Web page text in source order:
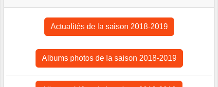
Actualités de la saison 2018-2019
Albums photos de la saison 2018-2019